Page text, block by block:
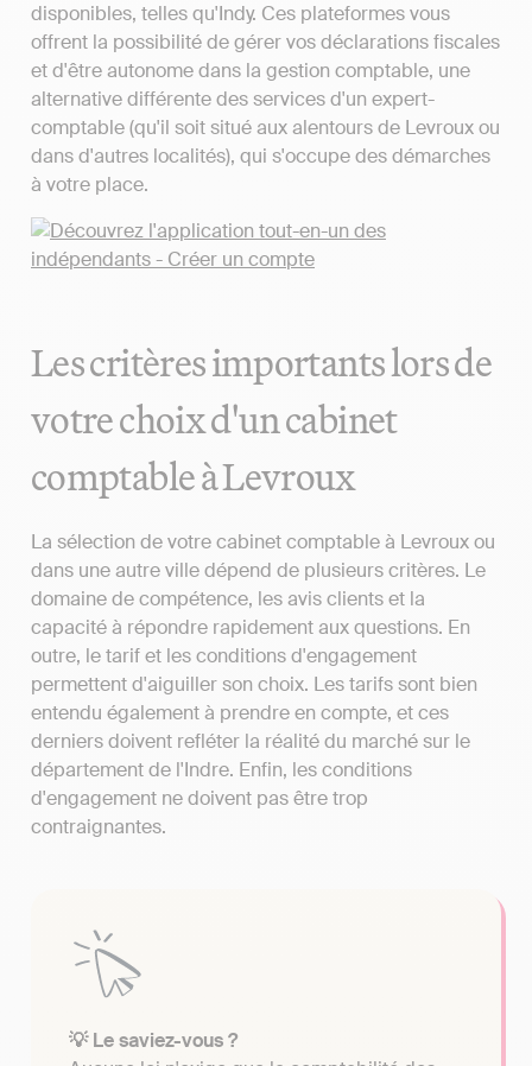
disponibles, telles qu'Indy. Ces plateformes vous
offrent la possibilité de gérer vos déclarations fiscales
et d'être autonome dans la gestion comptable, une
alternative différente des services d'un expert-
comptable (qu'il soit situé aux alentours de Levroux ou
dans d'autres localités), qui s'occupe des démarches
à votre place.
Les critères importants lors de
votre choix d'un cabinet
comptable à Levroux
La sélection de votre cabinet comptable à Levroux ou
dans une autre ville dépend de plusieurs critères. Le
domaine de compétence, les avis clients et la
capacité à répondre rapidement aux questions. En
outre, le tarif et les conditions d'engagement
permettent d'aiguiller son choix. Les tarifs sont bien
entendu également à prendre en compte, et ces
derniers doivent refléter la réalité du marché sur le
département de l'Indre. Enfin, les conditions
d'engagement ne doivent pas être trop
contraignantes.
💡 Le saviez-vous ?